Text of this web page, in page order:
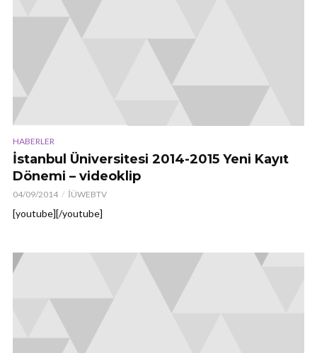
HABERLER
İstanbul Üniversitesi 2014-2015 Yeni Kayıt
Dönemi – videoklip
04/09/2014 İÜWEBTV
[youtube][/youtube]